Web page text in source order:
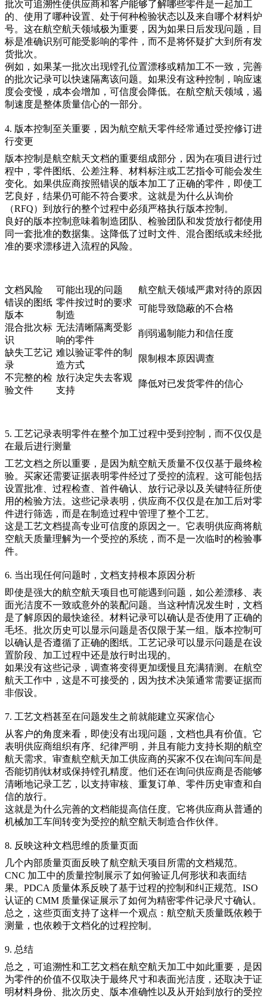
批次可追溯性使供应商和客户能够了解哪些零件是一起加工
的、使用了哪种设置、处于何种检验状态以及来自哪个材料炉
号。这在航空航天领域极为重要，因为如果日后发现问题，目
标是准确识别可能受影响的零件，而不是将怀疑扩大到所有发
货批次。
例如，如果某一批次出现镗孔位置漂移或精加工不一致，完善
的批次记录可以快速隔离该问题。如果没有这种控制，响应速
度会变慢，成本会增加，可信度会降低。在航空航天领域，遏
制速度是整体质量信心的一部分。
4. 版本控制至关重要，因为航空航天零件经常通过受控修订进
行变更
版本控制是航空航天文档的重要组成部分，因为在项目进行过
程中，零件图纸、公差注释、材料标注或工艺指令可能会发生
变化。如果供应商按照错误的版本加工了正确的零件，即使工
艺良好，结果仍可能不符合要求。这就是为什么从询价
（RFQ）到放行的整个过程中必须严格执行版本控制。
良好的版本控制意味着制造团队、检验团队和发货放行都使用
同一套批准的数据集。这降低了过时文件、混合图纸或未经批
准的要求漂移进入流程的风险。
文档风险 可能出现的问题
航空航天领域严肃对待的原因
错误的图纸
版本
零件按过时的要求
制造
可能导致隐蔽的不合格
混合批次标
识
无法清晰隔离受影
响的零件
削弱遏制能力和信任度
缺失工艺记
录
难以验证零件的制
造方式
限制根本原因调查
不完整的检
验文件
放行决定失去客观
支持
降低对已发货零件的信心
5. 工艺记录表明零件在整个加工过程中受到控制，而不仅仅是
在最后进行测量
工艺文档之所以重要，是因为航空航天质量不仅仅基于最终检
验。买家还需要证据表明零件经过了受控的流程。这可能包括
设置批准、过程检查、首件确认、放行记录以及关键特征所使
用的检验方法。这些记录表明，供应商不仅仅是在加工后对零
件进行筛选，而是在制造过程中管理了整个工艺。
这是工艺文档提高专业可信度的原因之一。它表明供应商将航
空航天质量理解为一个受控的系统，而不是一次临时的检验事
件。
6. 当出现任何问题时，文档支持根本原因分析
即使是强大的航空航天项目也可能遇到问题，如公差漂移、表
面光洁度不一致或意外的装配问题。当这种情况发生时，文档
是了解原因的最快途径。材料记录可以确认是否使用了正确的
毛坯。批次历史可以显示问题是否仅限于某一组。版本控制可
以确认是否遵循了正确的图纸。工艺记录可以显示问题是在设
置阶段、加工过程中还是放行时出现的。
如果没有这些记录，调查将变得更加缓慢且充满猜测。在航空
航天工作中，这是不可接受的，因为技术决策通常需要证据而
非假设。
7. 工艺文档甚至在问题发生之前就能建立买家信心
从客户的角度来看，即使没有出现问题，文档也具有价值。它
表明供应商组织有序、纪律严明，并且有能力支持长期的航空
航天需求。审查航空航天加工供应商的买家不仅在询问车间是
否能切削钛材或保持镗孔精度。他们还在询问供应商是否能够
清晰地记录工艺，以支持审核、重复订单、零件历史审查和自
信的放行。
这就是为什么完善的文档能提高信任度。它将供应商从普通的
机械加工车间转变为受控的航空航天制造合作伙伴。
8. 反映这种文档思维的质量页面
几个内部质量页面反映了航空航天项目所需的文档规范。
CNC 加工中的质量控制 展示了如何验证几何形状和表面结
果。 PDCA 质量体系反映了基于过程的控制和纠正规范。 ISO
认证的 CMM 质量保证展示了如何为精密零件记录尺寸确认。
总之，这些页面支持了这样一个观点：航空航天质量既依赖于
测量，也依赖于文档化的过程控制。
9. 总结
总之，可追溯性和工艺文档在航空航天加工中如此重要，是因
为零件的价值不仅取决于最终尺寸和表面光洁度，还取决于证
明材料身份、批次历史、版本准确性以及从开始到放行的受控